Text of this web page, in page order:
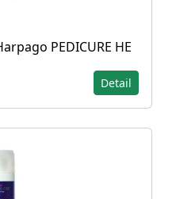
PEDICURE HE
Detail